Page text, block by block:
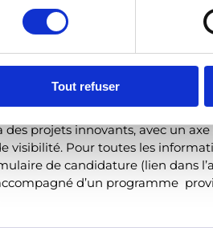
Tout refuser
spéciaux
une subvention aux fonds
entre le 1er septembre et le
PECO, PESE ou Maghreb de
projets innovants, avec un
visibilité. Pour toutes les
de candidature (lien dans
d’un programme